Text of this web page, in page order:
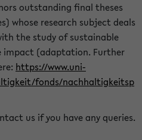
outstanding final theses
whose research subject deals
the study of sustainable
impact (adaptation. Further
https://www.uni-
fonds/nachhaltigkeitsp
us if you have any queries.